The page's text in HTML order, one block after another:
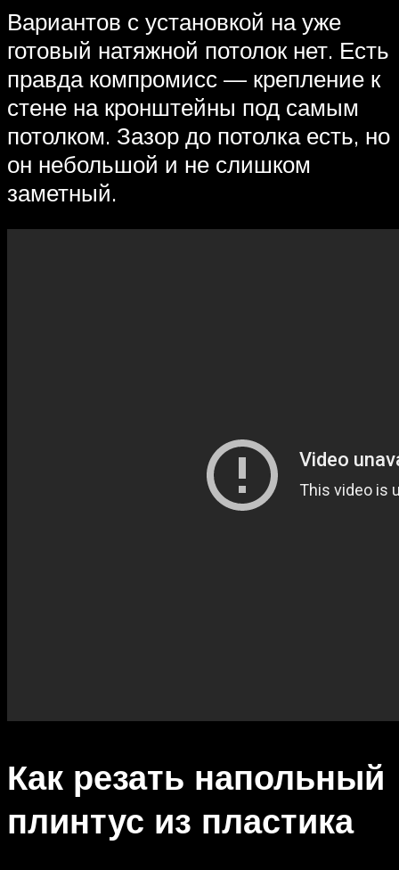
Вариантов с установкой на уже
готовый натяжной потолок нет. Есть
правда компромисс — крепление к
стене на кронштейны под самым
потолком. Зазор до потолка есть, но
он небольшой и не слишком
заметный.
Как резать напольный
плинтус из пластика